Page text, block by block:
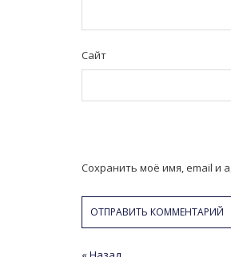
Сайт
Сохранить моё имя, email и